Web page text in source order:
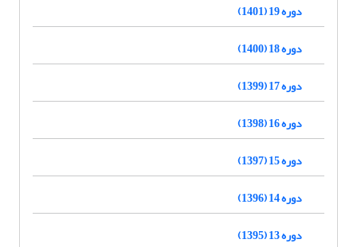
دوره 19 (1401)
دوره 18 (1400)
دوره 17 (1399)
دوره 16 (1398)
دوره 15 (1397)
دوره 14 (1396)
دوره 13 (1395)